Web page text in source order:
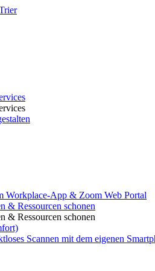
Workplace-App & Zoom Web Portal
& Ressourcen schonen
& Ressourcen schonen
Scannen mit dem eigenen